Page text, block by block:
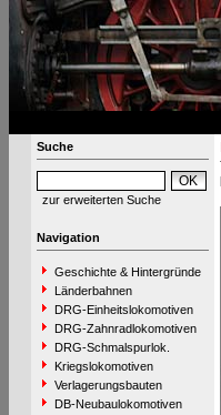
Suche
zur erweiterten Suche
Navigation
Geschichte & Hintergründe
Länderbahnen
DRG-Einheitslokomotiven
DRG-Zahnradlokomotiven
DRG-Schmalspurlok.
Kriegslokomotiven
Verlagerungsbauten
DB-Neubaulokomotiven